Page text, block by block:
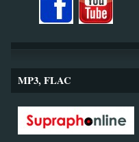
MP3, FLAC